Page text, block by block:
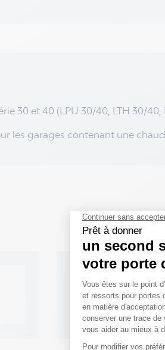
30 et 40 (LPU 30/40, LTH 30/40,
les garages contenant une